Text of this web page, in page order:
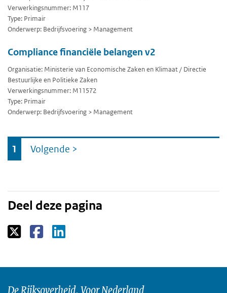
Verwerkingsnummer: M117
Type: Primair
Onderwerp: Bedrijfsvoering > Management
Compliance financiële belangen v2
Organisatie: Ministerie van Economische Zaken en Klimaat / Directie
Bestuurlijke en Politieke Zaken
Verwerkingsnummer: M11572
Type: Primair
Onderwerp: Bedrijfsvoering > Management
naar
1 Volgende >
Deel deze pagina
De Rijksoverheid. Voor Nederland